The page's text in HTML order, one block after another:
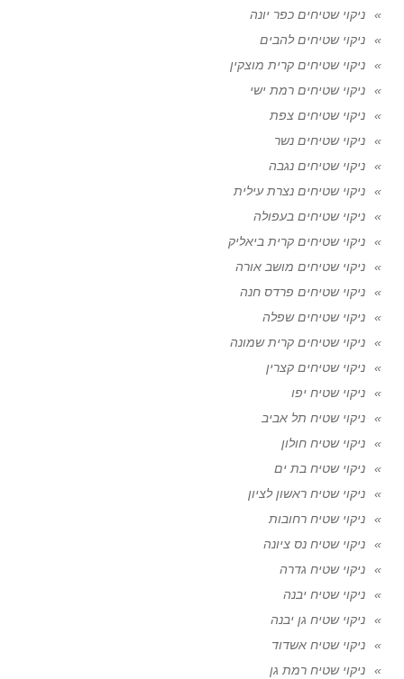
ניקוי שטיחים כפר יונה
ניקוי שטיחים להבים
ניקוי שטיחים קרית מוצקין
ניקוי שטיחים רמת ישי
ניקוי שטיחים צפת
ניקוי שטיחים נשר
ניקוי שטיחים נגבה
ניקוי שטיחים נצרת עילית
ניקוי שטיחים בעפולה
ניקוי שטיחים קרית ביאליק
ניקוי שטיחים מושב אורה
ניקוי שטיחים פרדס חנה
ניקוי שטיחים שפלה
ניקוי שטיחים קרית שמונה
ניקוי שטיחים קצרין
ניקוי שטיח יפו
ניקוי שטיח תל אביב
ניקוי שטיח חולון
ניקוי שטיח בת ים
ניקוי שטיח ראשון לציון
ניקוי שטיח רחובות
ניקוי שטיח נס ציונה
ניקוי שטיח גדרה
ניקוי שטיח יבנה
ניקוי שטיח גן יבנה
ניקוי שטיח אשדוד
ניקוי שטיח רמת גן